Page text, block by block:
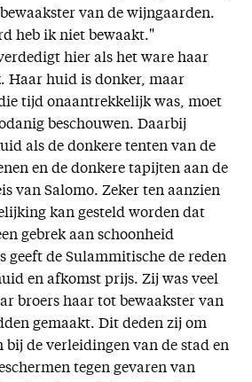
van de wijngaarden.
heb ik niet bewaakt."
hier als het ware haar
Haar huid is donker, maar
tijd onaantrekkelijk was, moet
beschouwen. Daarbij
als de donkere tenten van de
en de donkere tapijten aan de
van Salomo. Zeker ten aanzien
kan gesteld worden dat
gebrek aan schoonheid
geeft de Sulammitische de reden
en afkomst prijs. Zij was veel
broers haar tot bewaakster van
gemaakt. Dit deden zij om
bij de verleidingen van de stad en
tegen gevaren van